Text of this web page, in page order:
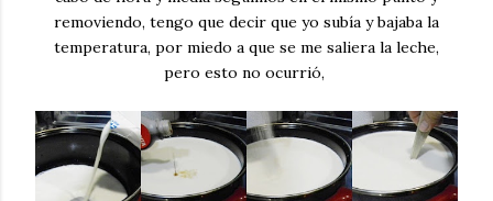
removiendo, tengo que decir que yo subía y bajaba la
temperatura, por miedo a que se me saliera la leche,
pero esto no ocurrió,